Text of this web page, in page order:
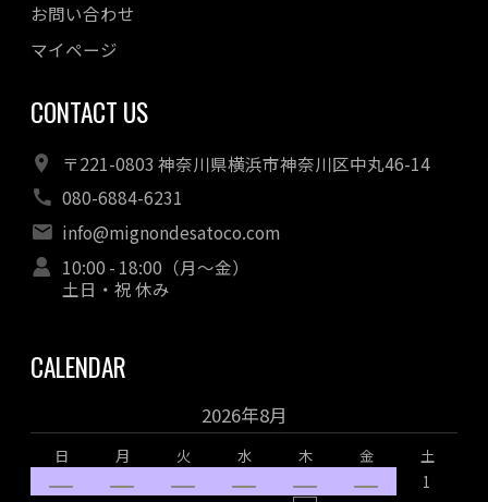
お問い合わせ
マイページ
CONTACT US
〒221-0803 神奈川県横浜市神奈川区中丸46-14
080-6884-6231
info@mignondesatoco.com
10:00 - 18:00（月～金）
土日・祝 休み
CALENDAR
2026年8月
日 月 火 水 木 金
土
1